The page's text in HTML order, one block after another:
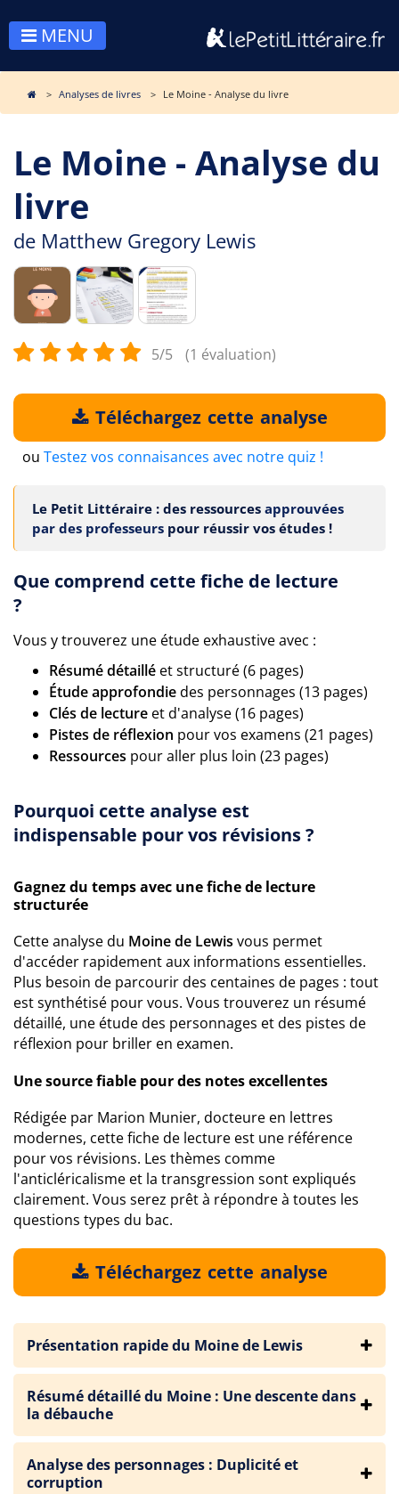
MENU
Analyses de livres Le Moine - Analyse du livre
Le Moine - Analyse du
livre
de Matthew Gregory Lewis
5/5 (1 évaluation)
Téléchargez cette analyse
ou Testez vos connaisances avec notre quiz !
Le Petit Littéraire : des ressources approuvées
par des professeurs pour réussir vos études !
Que comprend cette fiche de lecture
?
Vous y trouverez une étude exhaustive avec :
Résumé détaillé et structuré (6 pages)
Étude approfondiedes personnages (13 pages)
Clés de lecture et d'analyse (16 pages)
Pistes de réflexion pour vos examens (21 pages)
Ressources pour aller plus loin (23 pages)
Pourquoi cette analyse est
indispensable pour vos révisions ?
Gagnez du temps avec une fiche de lecture
structurée
Cette analyse du Moine de Lewis vous permet
d'accéder rapidement aux informations essentielles.
Plus besoin de parcourir des centaines de pages : tout
est synthétisé pour vous. Vous trouverez un résumé
détaillé, une étude des personnages et des pistes de
réflexion pour briller en examen.
Une source fiable pour des notes excellentes
Rédigée par Marion Munier, docteure en lettres
modernes, cette fiche de lecture est une référence
pour vos révisions. Les thèmes comme
l'anticléricalisme et la transgression sont expliqués
clairement. Vous serez prêt à répondre à toutes les
questions types du bac.
Téléchargez cette analyse
Présentation rapide du Moine de Lewis
Résumé détaillé du Moine : Une descente dans
la débauche
Analyse des personnages : Duplicité et
corruption